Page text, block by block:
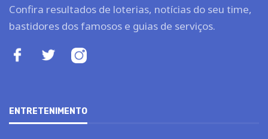
Confira resultados de loterias, notícias do seu time,
bastidores dos famosos e guias de serviços.
ENTRETENIMENTO